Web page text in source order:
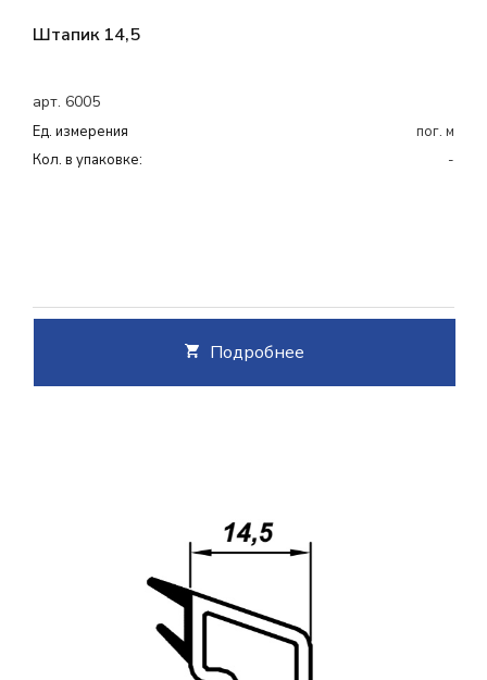
Штапик 14,5
арт. 6005
Ед. измерения
пог. м
Кол. в упаковке:
-
Подробнее